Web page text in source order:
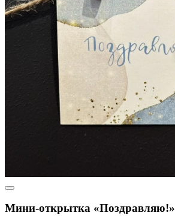
Мини-открытка «Поздравляю!»